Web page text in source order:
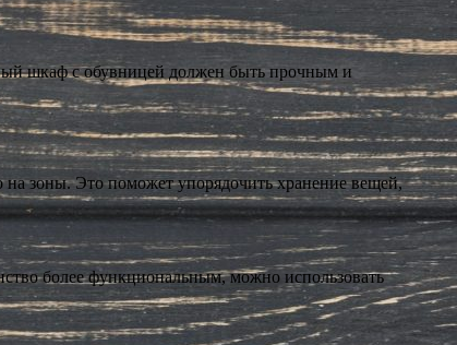
шкаф с обувницей должен быть прочным и
на зоны. Это поможет упорядочить хранение вещей,
более функциональным, можно использовать